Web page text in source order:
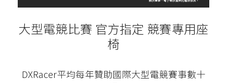
大型電競比賽 官方指定 競賽專用座
椅
DXRacer平均每年贊助國際大型電競賽事數十